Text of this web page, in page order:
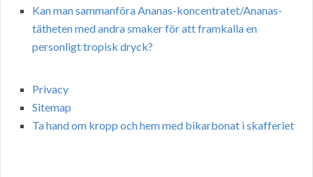
Kan man sammanföra Ananas-koncentratet/Ananas-
tätheten med andra smaker för att framkalla en
personligt tropisk dryck?
Privacy
Sitemap
Ta hand om kropp och hem med bikarbonat i skafferiet